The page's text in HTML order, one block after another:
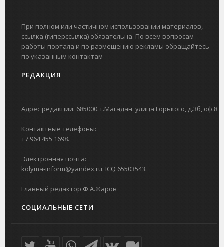
При полном или частичном использовании материалов,
ссылка (гиперссылка) обязательна. По всем вопросам
работы портала и по размещению рекламы обращайтесь
по указанным контактам
РЕДАКЦИЯ
Адрес редакции: 685000. г.Магадан. улица Горького, д.3б, оф.8
Контактные телефоны:
+7 964 455 1698.
Электронная почта:
kolyma-inform@yandex.ru. ICQ 65503543.
Главный редактор Ф.А.Жаров
СОЦИАЛЬНЫЕ СЕТИ